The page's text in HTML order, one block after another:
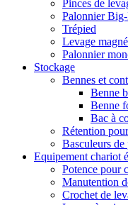
Pinces de
Palonnier
Trépied
Levage
Palonnier
Stockage
Bennes et
Benne
Benne
Bac à
Rétention
Basculeurs de
Equipement chariot
Potence pour
Manutention
Crochet de